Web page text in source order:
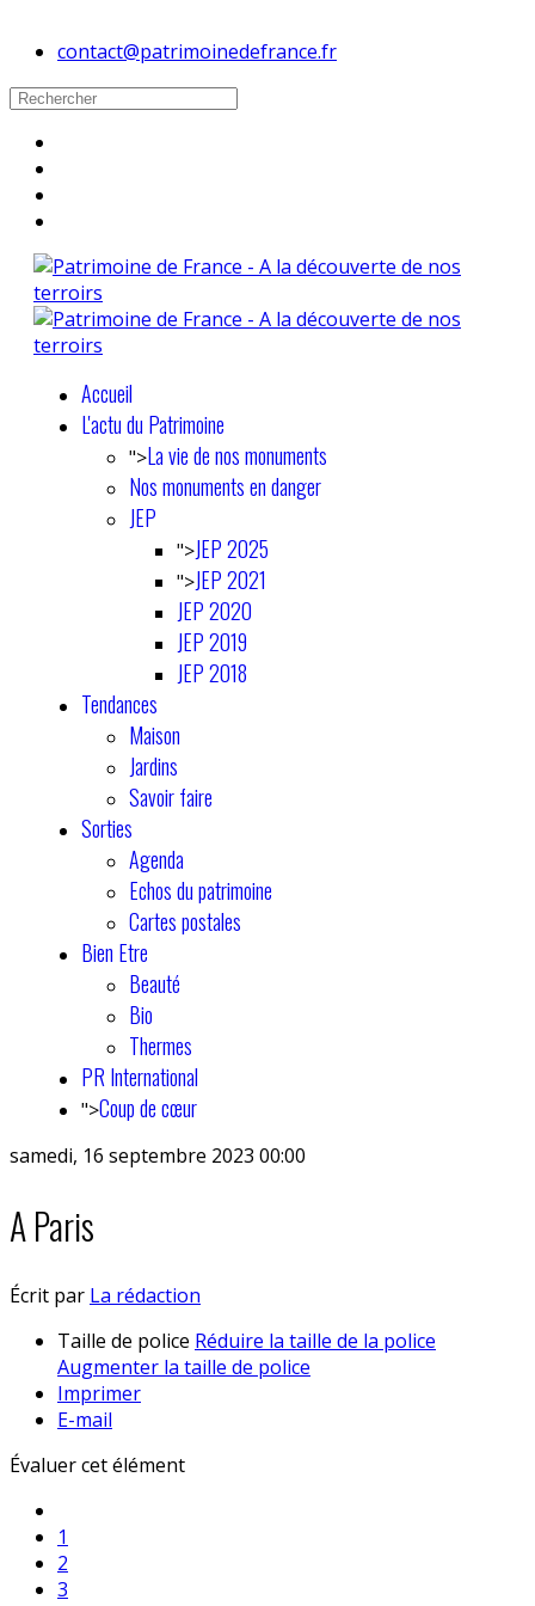
contact@patrimoinedefrance.fr
Accueil
L'actu du Patrimoine
">La vie de nos monuments
Nos monuments en danger
JEP
">JEP 2025
">JEP 2021
JEP 2020
JEP 2019
JEP 2018
Tendances
Maison
Jardins
Savoir faire
Sorties
Agenda
Echos du patrimoine
Cartes postales
Bien Etre
Beauté
Bio
Thermes
PR International
">Coup de cœur
samedi, 16 septembre 2023 00:00
A Paris
Écrit par La rédaction
Taille de police Réduire la taille de la police
Augmenter la taille de police
Imprimer
E-mail
Évaluer cet élément
1
2
3